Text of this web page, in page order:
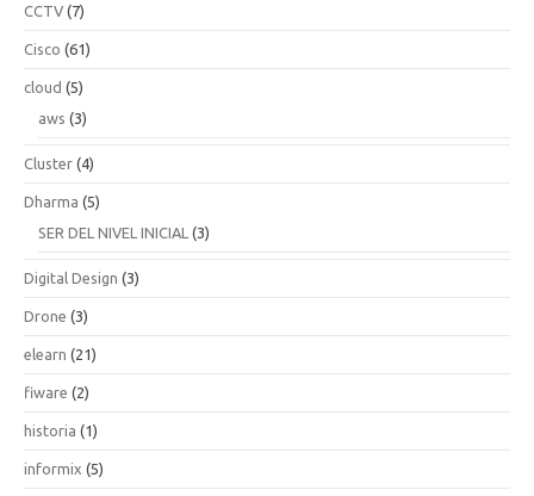
CCTV (7)
Cisco (61)
cloud (5)
aws (3)
Cluster (4)
Dharma (5)
SER DEL NIVEL INICIAL (3)
Digital Design (3)
Drone (3)
elearn (21)
fiware (2)
historia (1)
informix (5)